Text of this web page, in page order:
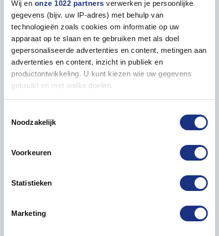
Wij en onze 1022 partners verwerken je persoonlijke
gegevens (bijv. uw IP-adres) met behulp van
technologieën zoals cookies om informatie op uw
apparaat op te slaan en te gebruiken met als doel
gepersonaliseerde advertenties en content, metingen aan
advertenties en content, inzicht in publiek en
productontwikkeling. U kunt kiezen wie uw gegevens
gebruikt en met welke doelen.
Informatie verzamelen over uw geografische locatie,
Uw apparaat identificeren door het actief te scannen
op specifieke eigenschappen (fingerprinting)
verwerkt en stel uw voorkeuren in het
detailgedeelte
in.
Noodzakelijk
Voorkeuren
Statistieken
Marketing
6x2 from Most-Models.com today and build your own
iconic trucking classic.
Properties
GENERAL
Level (1=easy | 5=advanced)